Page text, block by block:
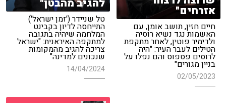
להגיב מהבטן"
טל שניידר ('זמן ישראל')
התייחסה לדיון בקבינט
המלחמה שיהיה בתגובה
למתקפה האיראנית: "ישראל
צריכה להגיב מהמקומות
שנכונים למדינה"
14/04/2024
אזרחים"
חיים חזין, תושב אומן, עם
האשמות נגד נשיא רוסיה
ולדימיר פוטין, לאחר מתקפת
הטילים לעבר העיר: "היה
לרוסים פספוס והם נפלו על
בניין מגורים"
02/05/2023